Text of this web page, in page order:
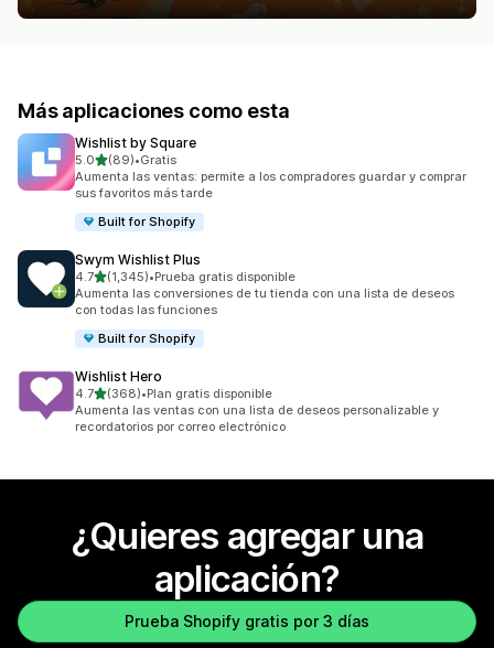
Más aplicaciones como esta
Wishlist by Square
5.0de 5 estrellas
(89)
89 reseñas en total
•Gratis
Aumenta las ventas: permite a los compradores guardar y comprar
sus favoritos más tarde
Built for Shopify
Swym Wishlist Plus
4.7de 5 estrellas
(1,345)
1345 reseñas en total
•Prueba gratis disponible
Aumenta las conversiones de tu tienda con una lista de deseos
con todas las funciones
Built for Shopify
Wishlist Hero
4.7de 5 estrellas
(368)
368 reseñas en total
•Plan gratis disponible
Aumenta las ventas con una lista de deseos personalizable y
recordatorios por correo electrónico
¿Quieres agregar una
aplicación?
Prueba Shopify gratis por 3 días